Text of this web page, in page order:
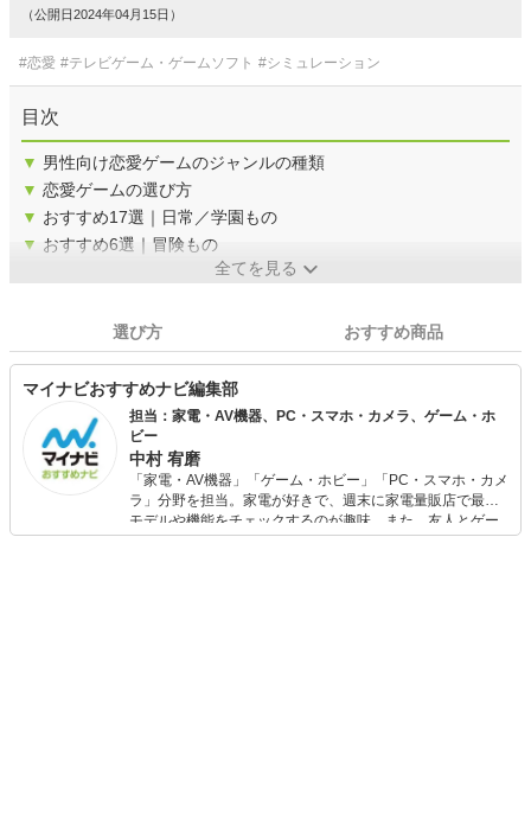
（公開日2024年04月15日）
#恋愛 #テレビゲーム・ゲームソフト #シミュレーション
目次
▼ 男性向け恋愛ゲームのジャンルの種類
▼ 恋愛ゲームの選び方
▼ おすすめ17選｜日常／学園もの
▼ おすすめ6選｜冒険もの
全てを見る
選び方 おすすめ商品
マイナビおすすめナビ編集部
担当：家電・AV機器、PC・スマホ・カメラ、ゲーム・ホ
ビー
中村 宥磨
「家電・AV機器」「ゲーム・ホビー」「PC・スマホ・カメ
ラ」分野を担当。家電が好きで、週末に家電量販店で最新
モデルや機能をチェックするのが趣味。また、友人とゲー
ムを楽しみながら、新作タイトルやイベント情報もいち早